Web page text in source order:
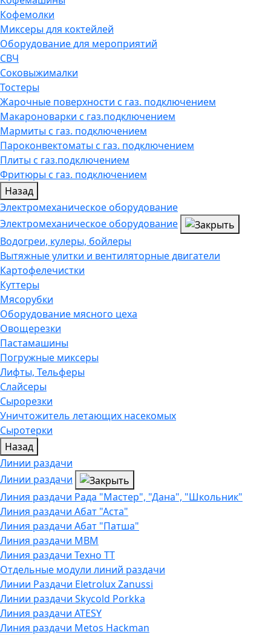
Кофемолки
Миксеры для коктейлей
Оборудование для мероприятий
СВЧ
Соковыжималки
Тостеры
Жарочные поверхности с газ. подключением
Макароноварки с газ.подключением
Мармиты с газ. подключением
Пароконвектоматы с газ. подключением
Плиты с газ.подключением
Фритюры с газ. подключением
Назад
Электромеханическое оборудование
Электромеханическое оборудование
Водогреи, кулеры, бойлеры
Вытяжные улитки и вентиляторные двигатели
Картофелечистки
Куттеры
Мясорубки
Оборудование мясного цеха
Овощерезки
Пастамашины
Погружные миксеры
Лифты, Тельферы
Слайсеры
Сырорезки
Уничтожитель летающих насекомых
Сыротерки
Назад
Линии раздачи
Линии раздачи
Линия раздачи Рада "Мастер", "Дана", "Школьник"
Линия раздачи Абат "Аста"
Линия раздачи Абат "Патша"
Линия раздачи МВМ
Линия раздачи Техно ТТ
Отдельные модули линий раздачи
Линии Раздачи Eletrolux Zanussi
Линии раздачи Skycold Porkka
Линия раздачи ATESY
Линия раздачи Metos Hackman